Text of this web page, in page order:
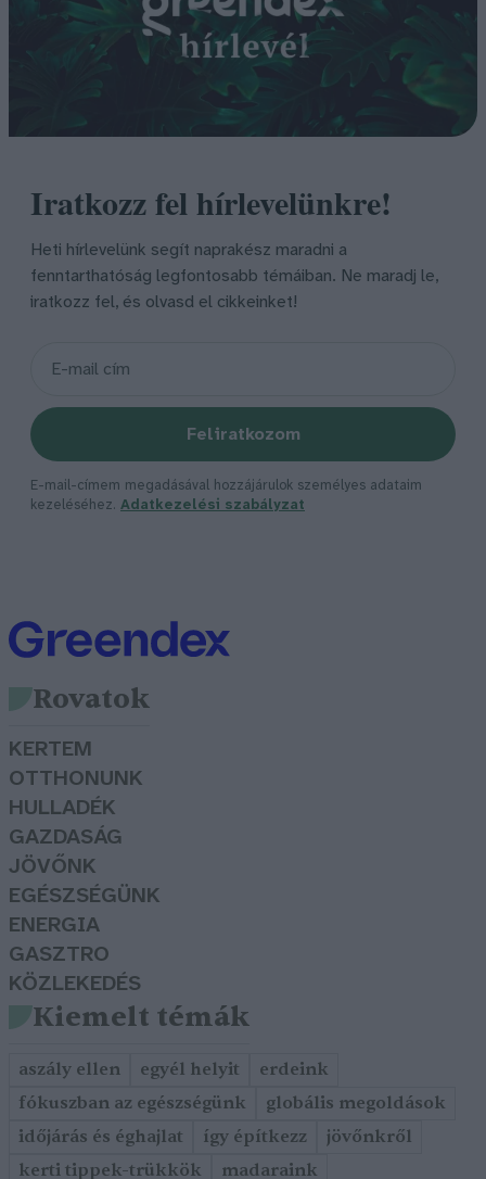
Iratkozz fel hírlevelünkre!
Heti hírlevelünk segít naprakész maradni a
fenntarthatóság legfontosabb témáiban. Ne maradj le,
iratkozz fel, és olvasd el cikkeinket!
Feliratkozom
E-mail-címem megadásával hozzájárulok személyes adataim
kezeléséhez. Adatkezelési szabályzat
Rovatok
KERTEM
OTTHONUNK
HULLADÉK
GAZDASÁG
JÖVŐNK
EGÉSZSÉGÜNK
ENERGIA
GASZTRO
KÖZLEKEDÉS
Kiemelt témák
aszály ellen egyél helyit
erdeink
fókuszban az egészségünk
globális megoldások
időjárás és éghajlat
így építkezz
jövőnkről
kerti tippek-trükkök
madaraink